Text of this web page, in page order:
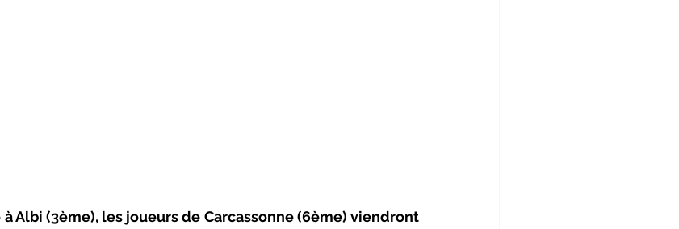
Albi (3ème), les joueurs de Carcassonne (6ème) viendront